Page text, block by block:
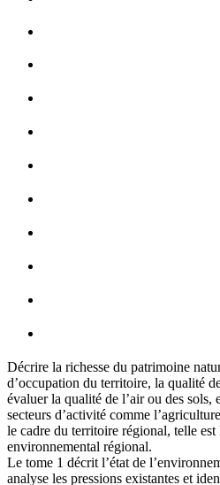
Décrire la richesse du patrimoine
d’occupation du territoire, la qualité
évaluer la qualité de l’air ou des sols,
secteurs d’activité comme
le cadre du territoire régional, telle
environnemental régional.
Le tome 1 décrit l’état de
analyse les pressions existantes et